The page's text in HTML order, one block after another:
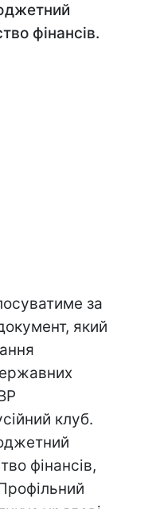
фінансів.
за
який
клуб.
фінансів,